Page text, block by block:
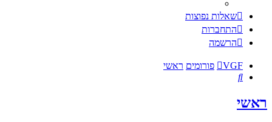
שאלות נפוצות
התחברות
הרשמה
VGF פורומים ראשי
חיפוש
ראשי